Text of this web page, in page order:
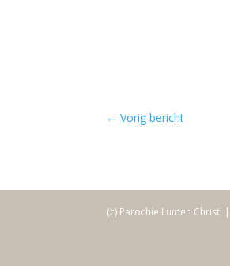
←Vorig bericht
(c) Parochie Lumen Christi